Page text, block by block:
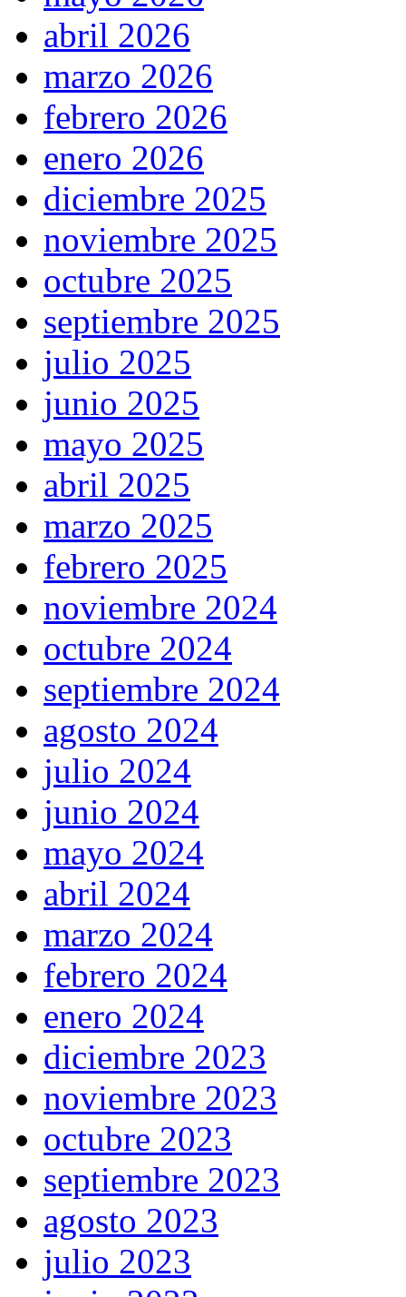
abril 2026
marzo 2026
febrero 2026
enero 2026
diciembre 2025
noviembre 2025
octubre 2025
septiembre 2025
julio 2025
junio 2025
mayo 2025
abril 2025
marzo 2025
febrero 2025
noviembre 2024
octubre 2024
septiembre 2024
agosto 2024
julio 2024
junio 2024
mayo 2024
abril 2024
marzo 2024
febrero 2024
enero 2024
diciembre 2023
noviembre 2023
octubre 2023
septiembre 2023
agosto 2023
julio 2023